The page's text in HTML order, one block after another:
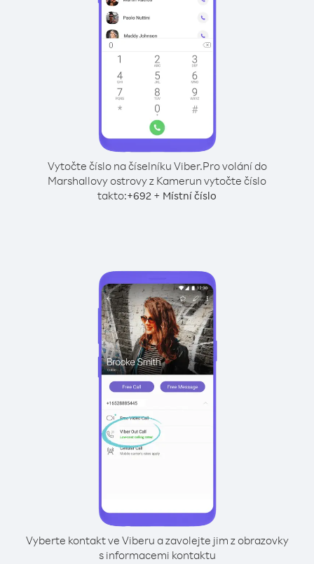
Vytočte číslo na číselníku Viber.Pro volání do
Marshallovy ostrovy z Kamerun vytočte číslo
takto:+692 + Místní číslo
Vyberte kontakt ve Viberu a zavolejte jim z obrazovky
s informacemi kontaktu